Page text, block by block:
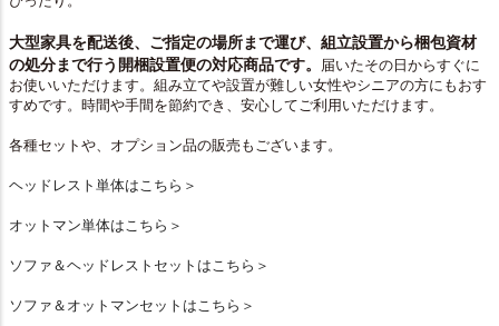
大型家具を配送後、ご指定の場所まで運び、組立設置から梱包資材
の処分まで行う開梱設置便の対応商品です。 届いたその日からすぐに
お使いいただけます。組み立てや設置が難しい女性やシニアの方にもおす
すめです。時間や手間を節約でき、安心してご利用いただけます。
各種セットや、オプション品の販売もございます。
ヘッドレスト単体はこちら＞
オットマン単体はこちら＞
ソファ＆ヘッドレストセットはこちら＞
ソファ＆オットマンセットはこちら＞